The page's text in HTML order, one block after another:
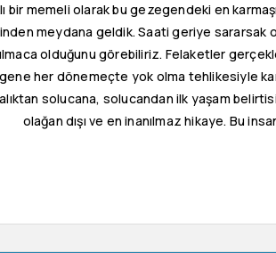
bir memeli olarak bu gezegendeki en
meydana geldik. Saati geriye sararsak
bulmaca olduğunu görebiliriz. Felaketler
her dönemeçte yok olma tehlikesiyle
solucana, solucandan ilk yaşam
olağan dışı ve en inanılmaz hikaye. Bu